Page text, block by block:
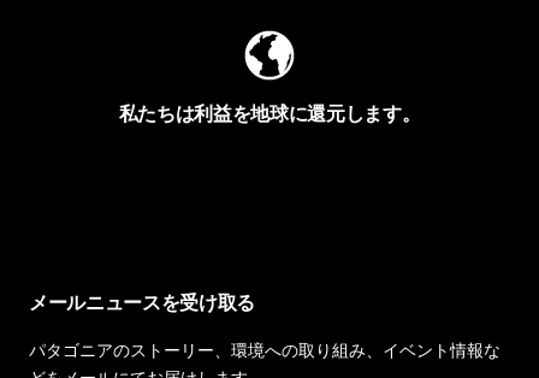
私たちは利益を地球に還元します。
メールニュースを受け取る
パタゴニアのストーリー、環境への取り組み、イベント情報な